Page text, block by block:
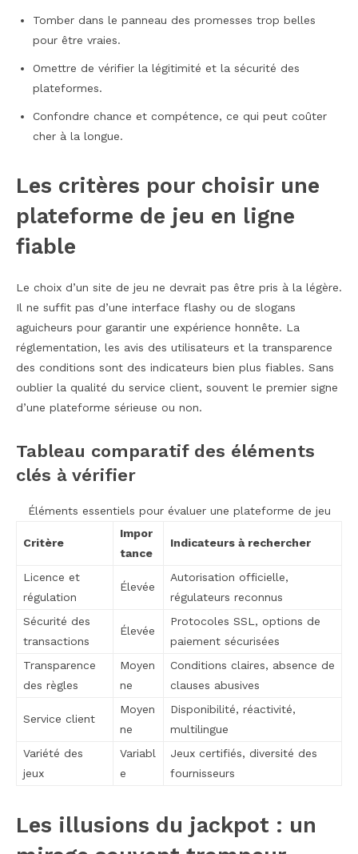
Tomber dans le panneau des promesses trop belles
pour être vraies.
Omettre de vérifier la légitimité et la sécurité des
plateformes.
Confondre chance et compétence, ce qui peut coûter
cher à la longue.
Les critères pour choisir une
plateforme de jeu en ligne
fiable
Le choix d’un site de jeu ne devrait pas être pris à la légère.
Il ne suffit pas d’une interface flashy ou de slogans
aguicheurs pour garantir une expérience honnête. La
réglementation, les avis des utilisateurs et la transparence
des conditions sont des indicateurs bien plus fiables. Sans
oublier la qualité du service client, souvent le premier signe
d’une plateforme sérieuse ou non.
Tableau comparatif des éléments
clés à vérifier
Éléments essentiels pour évaluer une plateforme de jeu
Critère
Impor
tance
Indicateurs à rechercher
Licence et
régulation
Élevée
Autorisation officielle,
régulateurs reconnus
Sécurité des
transactions
Élevée
Protocoles SSL, options de
paiement sécurisées
Transparence
des règles
Moyen
ne
Conditions claires, absence de
clauses abusives
Service client
Moyen
ne
Disponibilité, réactivité,
multilingue
Variété des
jeux
Variabl
e
Jeux certifiés, diversité des
fournisseurs
Les illusions du jackpot : un